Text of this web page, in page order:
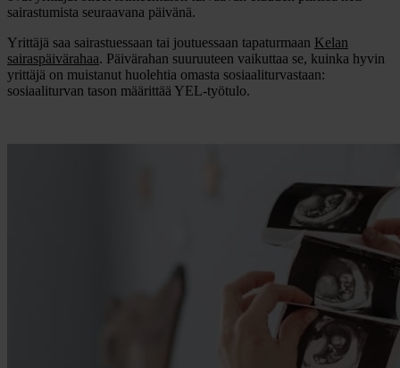
sairastumista seuraavana päivänä.
Yrittäjä saa sairastuessaan tai joutuessaan tapaturmaan Kelan
sairaspäivärahaa. Päivärahan suuruuteen vaikuttaa se, kuinka hyvin
yrittäjä on muistanut huolehtia omasta sosiaaliturvastaan:
sosiaaliturvan tason määrittää YEL-työtulo.